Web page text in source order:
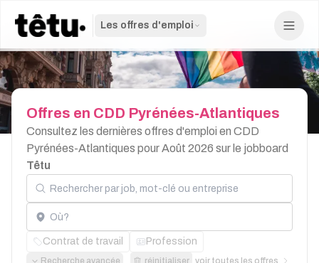
Les offres d'emploi
Offres en CDD Pyrénées-Atlantiques
Consultez les dernières offres d'emploi en CDD
Pyrénées-Atlantiques pour Août 2026 sur le jobboard
Têtu
Rechercher par job, mot-clé ou entreprise
Localisation
Contrat de travail Profession
Recherche avancée réinitialiser voir toutes les offres